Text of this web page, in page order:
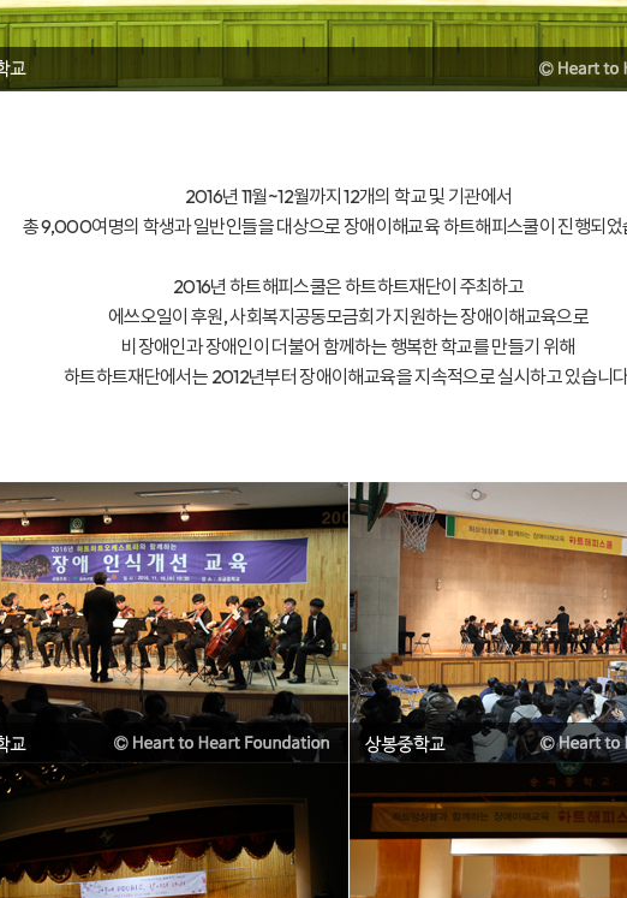
2016년 11월~12월까지 12개의 학교 및 기관에서
총 9,000여명의 학생과 일반인들을 대상으로 장애이해교육 하트해피스쿨이 진행되었
2016년 하트해피스쿨은 하트하트재단이 주최하고
에쓰오일이 후원, 사회복지공동모금회가 지원하는 장애이해교육으로
비장애인과 장애인이 더불어 함께하는 행복한 학교를 만들기 위해
하트하트재단에서는 2012년부터 장애이해교육을 지속적으로 실시하고 있습니